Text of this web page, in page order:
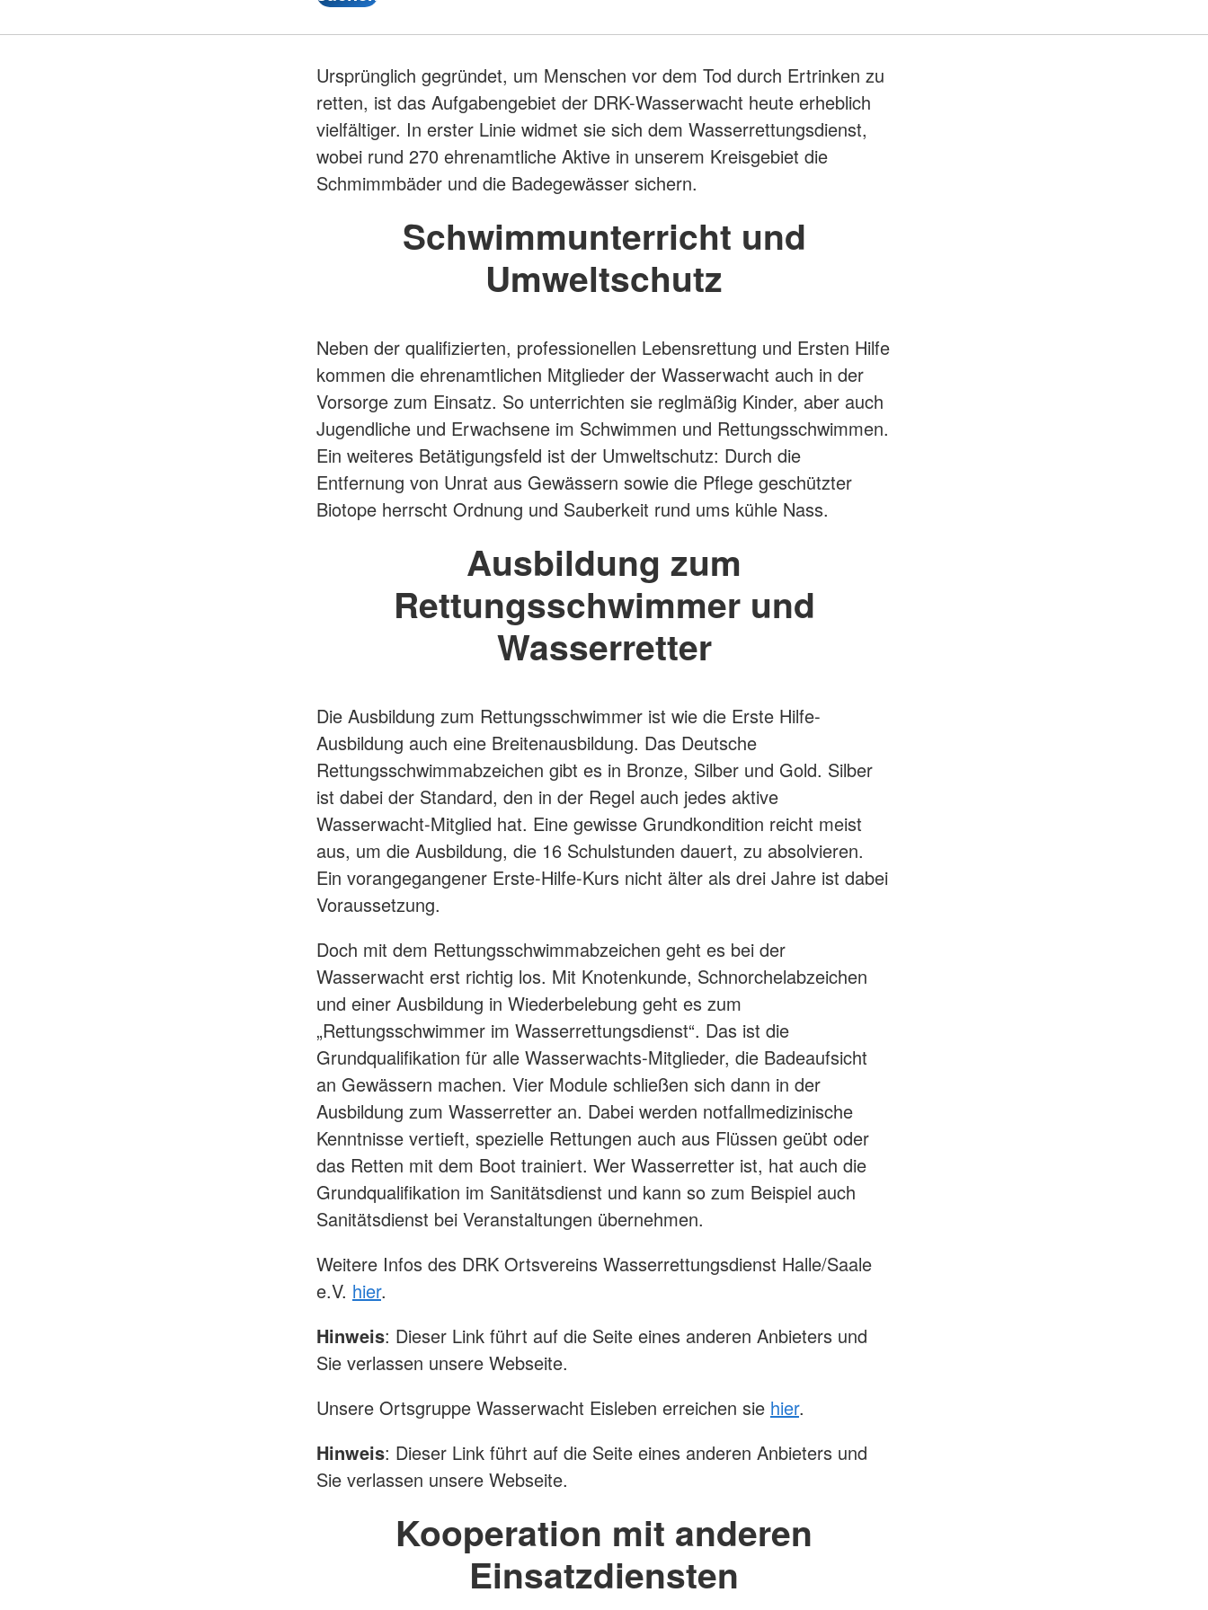
Ursprünglich gegründet, um Menschen vor dem Tod durch Ertrinken zu
retten, ist das Aufgabengebiet der DRK-Wasserwacht heute erheblich
vielfältiger. In erster Linie widmet sie sich dem Wasserrettungsdienst,
wobei rund 270 ehrenamtliche Aktive in unserem Kreisgebiet die
Schmimmbäder und die Badegewässer sichern.
Schwimmunterricht und
Umweltschutz
Neben der qualifizierten, professionellen Lebensrettung und Ersten Hilfe
kommen die ehrenamtlichen Mitglieder der Wasserwacht auch in der
Vorsorge zum Einsatz. So unterrichten sie reglmäßig Kinder, aber auch
Jugendliche und Erwachsene im Schwimmen und Rettungsschwimmen.
Ein weiteres Betätigungsfeld ist der Umweltschutz: Durch die
Entfernung von Unrat aus Gewässern sowie die Pflege geschützter
Biotope herrscht Ordnung und Sauberkeit rund ums kühle Nass.
Ausbildung zum
Rettungsschwimmer und
Wasserretter
Die Ausbildung zum Rettungsschwimmer ist wie die Erste Hilfe-
Ausbildung auch eine Breitenausbildung. Das Deutsche
Rettungsschwimmabzeichen gibt es in Bronze, Silber und Gold. Silber
ist dabei der Standard, den in der Regel auch jedes aktive
Wasserwacht-Mitglied hat. Eine gewisse Grundkondition reicht meist
aus, um die Ausbildung, die 16 Schulstunden dauert, zu absolvieren.
Ein vorangegangener Erste-Hilfe-Kurs nicht älter als drei Jahre ist dabei
Voraussetzung.
Doch mit dem Rettungsschwimmabzeichen geht es bei der
Wasserwacht erst richtig los. Mit Knotenkunde, Schnorchelabzeichen
und einer Ausbildung in Wiederbelebung geht es zum
„Rettungsschwimmer im Wasserrettungsdienst“. Das ist die
Grundqualifikation für alle Wasserwachts-Mitglieder, die Badeaufsicht
an Gewässern machen. Vier Module schließen sich dann in der
Ausbildung zum Wasserretter an. Dabei werden notfallmedizinische
Kenntnisse vertieft, spezielle Rettungen auch aus Flüssen geübt oder
das Retten mit dem Boot trainiert. Wer Wasserretter ist, hat auch die
Grundqualifikation im Sanitätsdienst und kann so zum Beispiel auch
Sanitätsdienst bei Veranstaltungen übernehmen.
Weitere Infos des DRK Ortsvereins Wasserrettungsdienst Halle/Saale
e.V. hier.
Hinweis: Dieser Link führt auf die Seite eines anderen Anbieters und
Sie verlassen unsere Webseite.
Unsere Ortsgruppe Wasserwacht Eisleben erreichen sie hier.
Hinweis: Dieser Link führt auf die Seite eines anderen Anbieters und
Sie verlassen unsere Webseite.
Kooperation mit anderen
Einsatzdiensten